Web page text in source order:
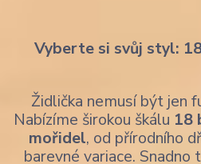
Vyberte si svůj styl:
Židlička nemusí být jen
Nabízíme širokou škálu 18
mořidel, od přírodního
barevné variace. Snadno